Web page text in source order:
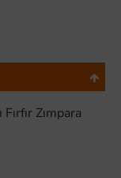
Zımpara